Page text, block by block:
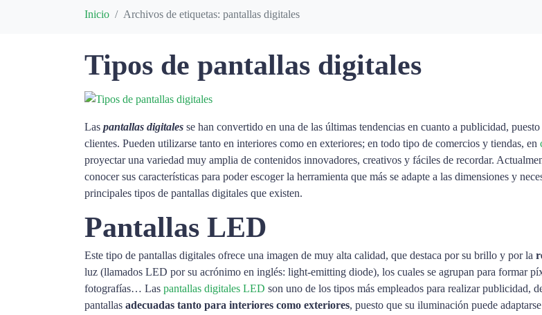
Inicio Archivos de etiquetas: pantallas digitales
Tipos de pantallas digitales
Las pantallas digitales se han convertido en una de las últimas tendencias en cuanto a publicidad,
clientes. Pueden utilizarse tanto en interiores como en exteriores; en todo tipo de comercios y tiendas, en
proyectar una variedad muy amplia de contenidos innovadores, creativos y fáciles de recordar.
conocer sus características para poder escoger la herramienta que más se adapte a las dimensiones y
principales tipos de pantallas digitales que existen.
Pantallas LED
Este tipo de pantallas digitales ofrece una imagen de muy alta calidad, que destaca por su brillo y por la
luz (llamados LED por su acrónimo en inglés: light-emitting diode), los cuales se agrupan para formar
fotografías… Las pantallas digitales LED son uno de los tipos más empleados para realizar publicidad,
pantallas adecuadas tanto para interiores como exteriores, puesto que su iluminación puede